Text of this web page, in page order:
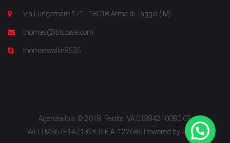
Via Lungomare 171 - 18018 Arma di Taggia (IM)
thomas@ibiscase.com
thomaswallin8535
Agenzia Ibis © 2018. Partita IVA 01394210080 CF
WLLTMS67E14Z132K R.E.A. 122686 Powered byArkeba